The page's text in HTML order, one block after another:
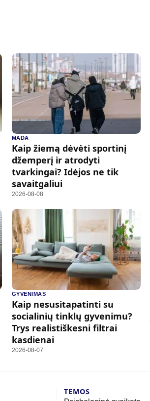
MADA
Kaip žiemą dėvėti sportinį
džemperį ir atrodyti
tvarkingai? Idėjos ne tik
savaitgaliui
2026-08-08
GYVENIMAS
Kaip nesusitapatinti su
socialinių tinklų gyvenimu?
Trys realistiškesni filtrai
kasdienai
2026-08-07
TEMOS